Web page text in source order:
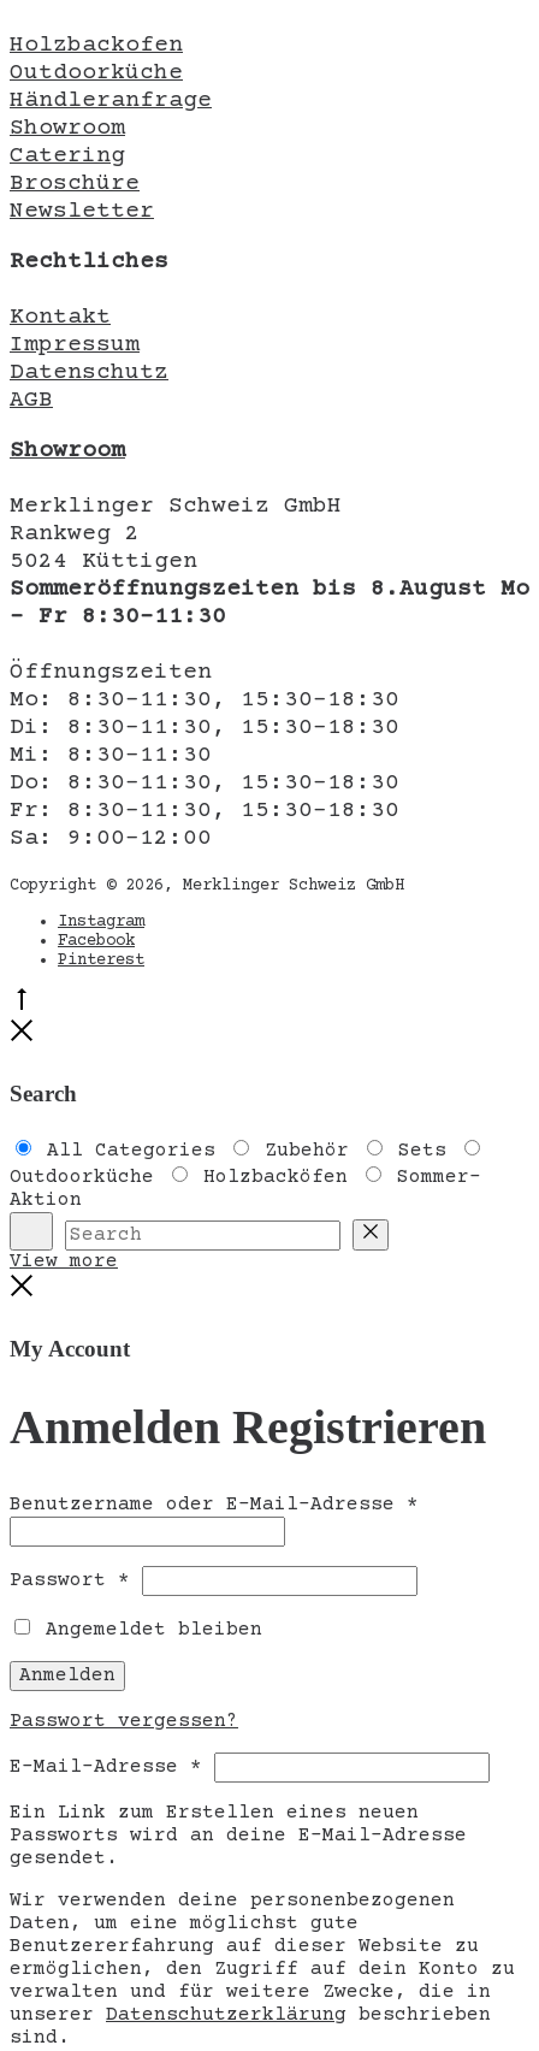
Holzbackofen
Outdoorküche
Händleranfrage
Showroom
Catering
Broschüre
Newsletter
Rechtliches
Kontakt
Impressum
Datenschutz
AGB
Showroom
Merklinger Schweiz GmbH
Rankweg 2
5024 Küttigen
Sommeröffnungszeiten bis 8.August Mo
- Fr 8:30-11:30
Öffnungszeiten
Mo: 8:30-11:30, 15:30-18:30
Di: 8:30-11:30, 15:30-18:30
Mi: 8:30-11:30
Do: 8:30-11:30, 15:30-18:30
Fr: 8:30-11:30, 15:30-18:30
Sa: 9:00-12:00
Copyright © 2026, Merklinger Schweiz GmbH
Instagram
Facebook
Pinterest
Search
All Categories Zubehör
Sets
Outdoorküche
Holzbacköfen
Sommer-
Aktion
Search Reset
View more
My Account
Anmelden Registrieren
Benutzername oder E-Mail-Adresse *
Passwort *
Angemeldet bleiben
Anmelden
Passwort vergessen?
E-Mail-Adresse *
Ein Link zum Erstellen eines neuen
Passworts wird an deine E-Mail-Adresse
gesendet.
Wir verwenden deine personenbezogenen
Daten, um eine möglichst gute
Benutzererfahrung auf dieser Website zu
ermöglichen, den Zugriff auf dein Konto zu
verwalten und für weitere Zwecke, die in
unserer Datenschutzerklärung beschrieben
sind.